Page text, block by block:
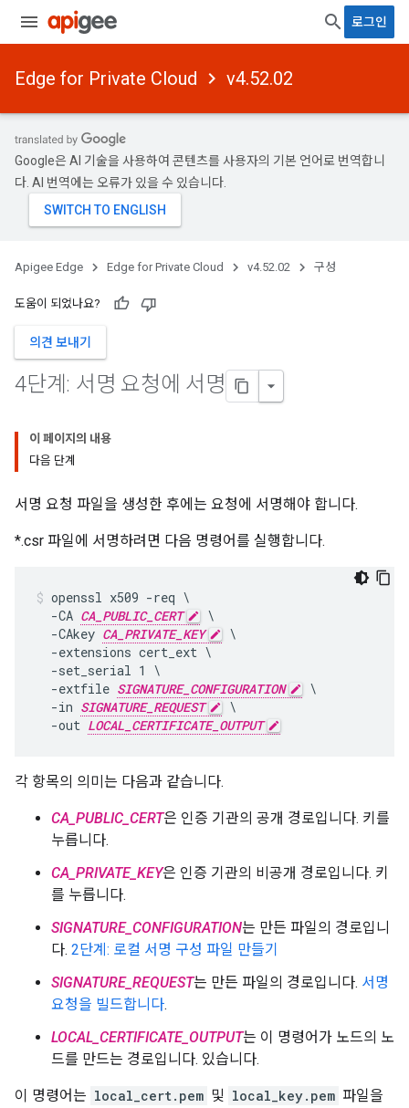
로그인
Edge for Private Cloud v4.52.02
Google은 AI 기술을 사용하여 콘텐츠를 사용자의 기본 언어로 번역합니
다. AI 번역에는 오류가 있을 수 있습니다.
Apigee Edge Edge for Private Cloud v4.52.02 구성
도움이 되었나요?
의견 보내기
4단계: 서명 요청에 서명
이 페이지의 내용
다음 단계
서명 요청 파일을 생성한 후에는 요청에 서명해야 합니다.
*.csr 파일에 서명하려면 다음 명령어를 실행합니다.
openssl x509 -req \
  -CA
CA_PUBLIC_CERT
\
  -CAkey
CA_PRIVATE_KEY
\
  -extensions cert_ext \
  -set_serial 1 \
  -extfile
SIGNATURE_CONFIGURATION
\
  -in
SIGNATURE_REQUEST
\
  -out
LOCAL_CERTIFICATE_OUTPUT
각 항목의 의미는 다음과 같습니다.
CA_PUBLIC_CERT은 인증 기관의 공개 경로입니다. 키를
누릅니다.
CA_PRIVATE_KEY은 인증 기관의 비공개 경로입니다. 키
를 누릅니다.
SIGNATURE_CONFIGURATION는 만든 파일의 경로입니
다. 2단계: 로컬 서명 구성 파일 만들기
SIGNATURE_REQUEST는 만든 파일의 경로입니다. 서명
요청을 빌드합니다.
LOCAL_CERTIFICATE_OUTPUT는 이 명령어가 노드의 노
드를 만드는 경로입니다. 있습니다.
이 명령어는 local_cert.pem 및 local_key.pem 파일을